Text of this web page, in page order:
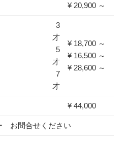
¥ 20,900 ～
3
才
5
才
7
才
¥ 18,700 ～
¥ 16,500 ～
¥ 28,600 ～
¥ 44,000
お問合せください